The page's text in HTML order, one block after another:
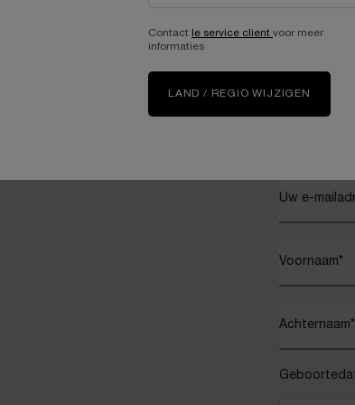
Uw e-
Voornaam*
Achternaam*
Contact le service client voor meer
informaties
LAND / REGIO WIJZIGEN